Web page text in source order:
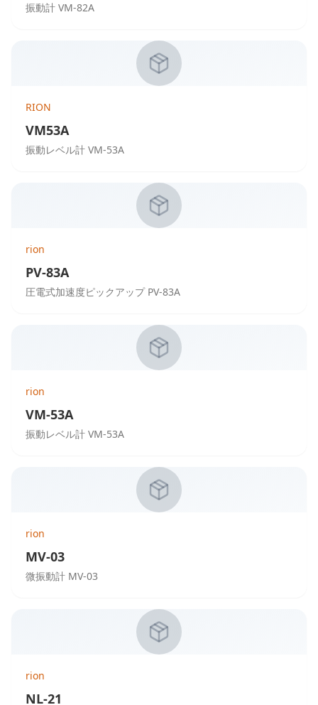
振動計 VM-82A
RION
VM53A
振動レベル計 VM-53A
rion
PV-83A
圧電式加速度ピックアップ PV-83A
rion
VM-53A
振動レベル計 VM-53A
rion
MV-03
微振動計 MV-03
rion
NL-21